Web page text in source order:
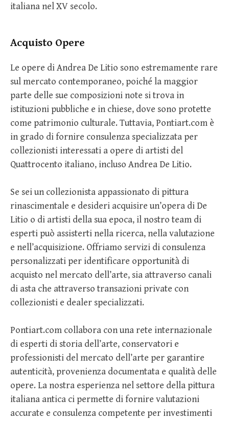
italiana nel XV secolo.
Acquisto Opere
Le opere di Andrea De Litio sono estremamente rare
sul mercato contemporaneo, poiché la maggior
parte delle sue composizioni note si trova in
istituzioni pubbliche e in chiese, dove sono protette
come patrimonio culturale. Tuttavia, Pontiart.com è
in grado di fornire consulenza specializzata per
collezionisti interessati a opere di artisti del
Quattrocento italiano, incluso Andrea De Litio.
Se sei un collezionista appassionato di pittura
rinascimentale e desideri acquisire un’opera di De
Litio o di artisti della sua epoca, il nostro team di
esperti può assisterti nella ricerca, nella valutazione
e nell’acquisizione. Offriamo servizi di consulenza
personalizzati per identificare opportunità di
acquisto nel mercato dell’arte, sia attraverso canali
di asta che attraverso transazioni private con
collezionisti e dealer specializzati.
Pontiart.com collabora con una rete internazionale
di esperti di storia dell’arte, conservatori e
professionisti del mercato dell’arte per garantire
autenticità, provenienza documentata e qualità delle
opere. La nostra esperienza nel settore della pittura
italiana antica ci permette di fornire valutazioni
accurate e consulenza competente per investimenti